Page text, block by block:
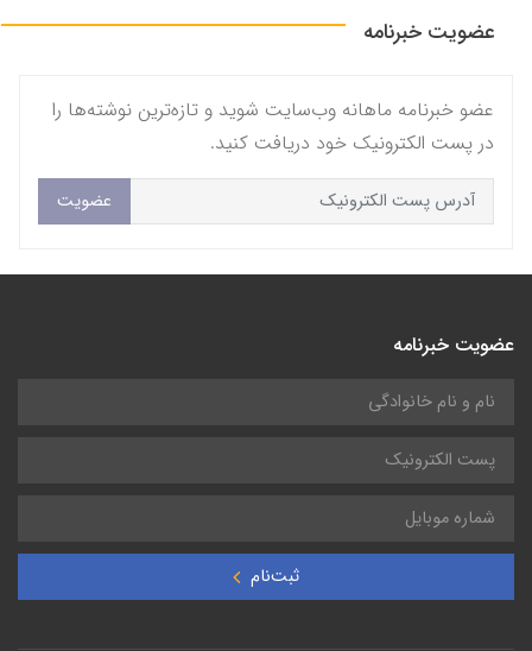
عضویت خبرنامه
عضو خبرنامه ماهانه وب‌سایت شوید و تازه‌ترین نوشته‌ها را
در پست الکترونیک خود دریافت کنید.
عضویت
عضویت خبرنامه
ثبت‌نام